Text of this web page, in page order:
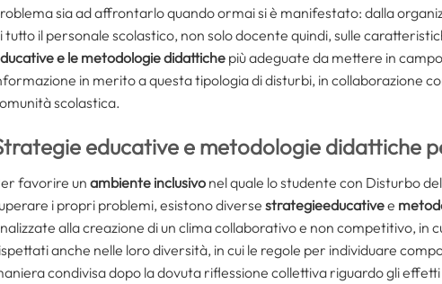
sia ad affrontarlo quando ormai si è manifestato: dalla
tutto il personale scolastico, non solo docente quindi, sulle
e le metodologie didattiche più adeguate da mettere in
in merito a questa tipologia di disturbi, in collaborazione
scolastica.
educative e metodologie didattiche
favorire un ambiente inclusivo nel quale lo studente con Disturbo
i propri problemi, esistono diverse strategieeducativee
alla creazione di un clima collaborativo e non competitivo, in
anche nelle loro diversità, in cui le regole per individuare
condivisa dopo la dovuta riflessione collettiva riguardo gli